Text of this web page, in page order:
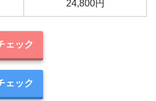
24,800円
ェック
ェック